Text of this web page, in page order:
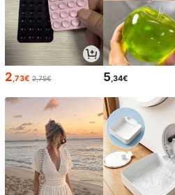
2,73€ 2,75€ 5,34€